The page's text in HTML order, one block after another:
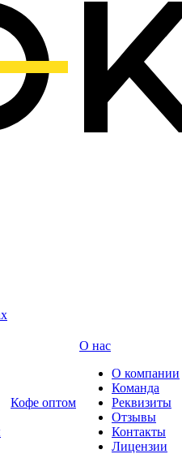
Кофе оптом
О нас
О компании
Команда
Реквизиты
Отзывы
Контакты
Лицензии